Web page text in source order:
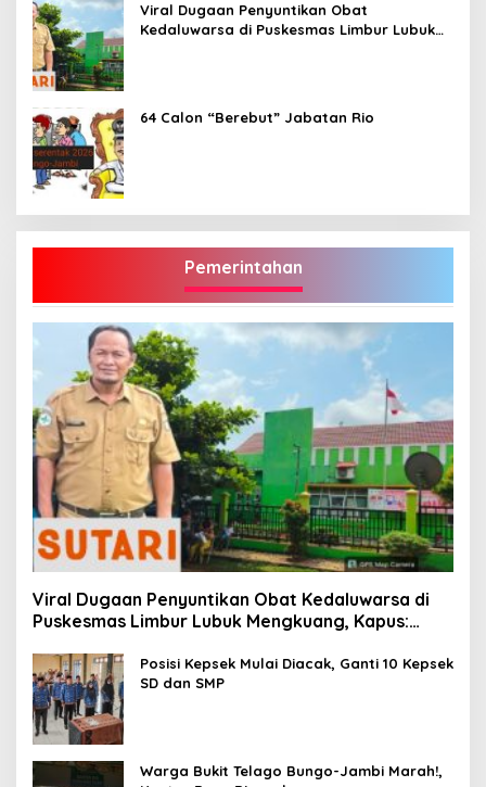
Viral Dugaan Penyuntikan Obat
Kedaluwarsa di Puskesmas Limbur Lubuk
64 Calon “Berebut” Jabatan Rio
Pemerintahan
Viral Dugaan Penyuntikan Obat Kedaluwarsa di
Puskesmas Limbur Lubuk Mengkuang, Kapus:
Posisi Kepsek Mulai Diacak, Ganti 10 Kepsek
SD dan SMP
Warga Bukit Telago Bungo-Jambi Marah!,